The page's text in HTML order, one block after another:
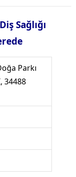
Sağlığı
Parkı
34488